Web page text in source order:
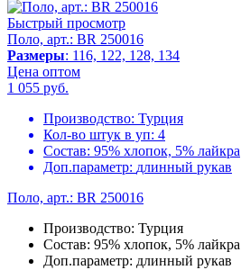
Быстрый просмотр
Поло, арт.: BR 250016
Размеры: 116, 122, 128, 134
Цена оптом
1 055 руб.
Производство: Турция
Кол-во штук в уп: 4
Состав: 95% хлопок, 5% лайкра
Доп.параметр: длинный рукав
Поло, арт.: BR 250016
Производство: Турция
Состав: 95% хлопок, 5% лайкра
Доп.параметр: длинный рукав